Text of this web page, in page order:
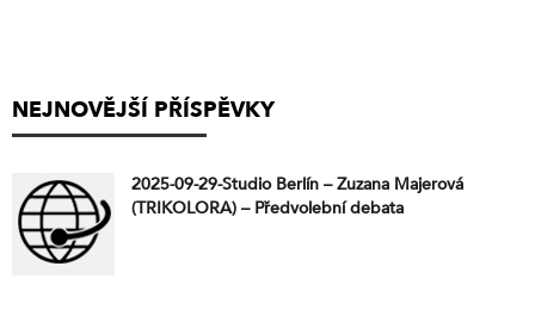
NEJNOVĚJŠÍ PŘÍSPĚVKY
2025-09-29-Studio Berlín – Zuzana Majerová
(TRIKOLORA) – Předvolební debata